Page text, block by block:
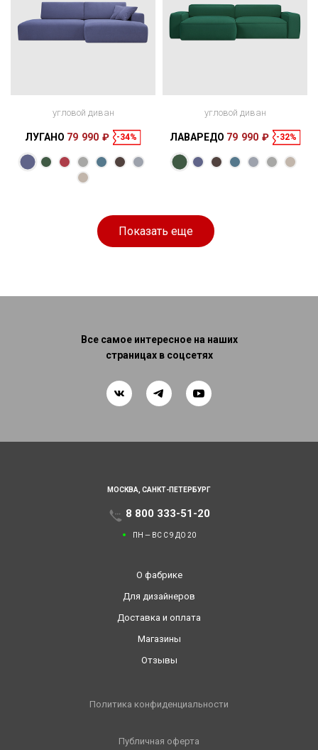
Размеры
угловой диван
ЛУГАНО 79 990 ₽ -34%
Размеры
угловой диван
ЛАВАРЕДО 79 990 ₽ -32%
Показать еще
Все самое интересное на наших
страницах в соцсетях
МОСКВА, САНКТ-ПЕТЕРБУРГ
8 800 333-51-20
ПН — ВС С 9 ДО 20
О фабрике
Для дизайнеров
Доставка и оплата
Магазины
Отзывы
Политика конфиденциальности
Публичная оферта